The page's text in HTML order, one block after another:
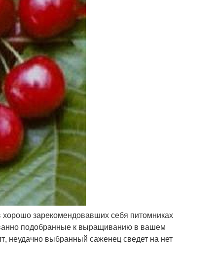
зарекомендовавших себя питомниках
подобранные к выращиванию в вашем
неудачно выбранный саженец сведет на нет